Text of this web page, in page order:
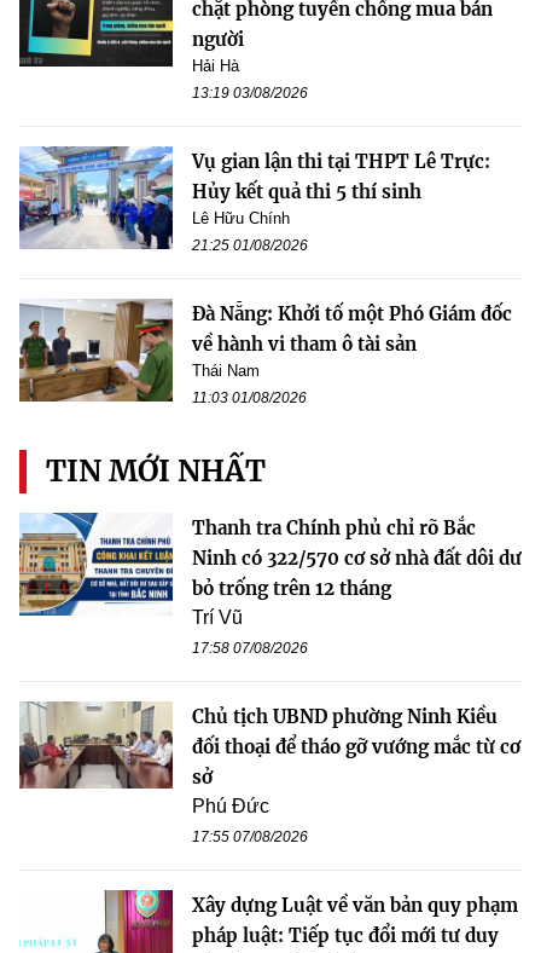
chặt phòng tuyến chống mua bán
người
Hải Hà
13:19 03/08/2026
Vụ gian lận thi tại THPT Lê Trực:
Hủy kết quả thi 5 thí sinh
Lê Hữu Chính
21:25 01/08/2026
Đà Nẵng: Khởi tố một Phó Giám đốc
về hành vi tham ô tài sản
Thái Nam
11:03 01/08/2026
TIN MỚI NHẤT
Thanh tra Chính phủ chỉ rõ Bắc
Ninh có 322/570 cơ sở nhà đất dôi dư
bỏ trống trên 12 tháng
Trí Vũ
17:58 07/08/2026
Chủ tịch UBND phường Ninh Kiều
đối thoại để tháo gỡ vướng mắc từ cơ
sở
Phú Đức
17:55 07/08/2026
Xây dựng Luật về văn bản quy phạm
pháp luật: Tiếp tục đổi mới tư duy